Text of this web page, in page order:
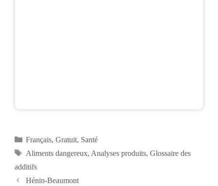
Catégories
Français, Gratuit, Santé
Étiquettes
Aliments dangereux, Analyses produits, Glossaire des
additifs
Navigation
Hénin-Beaumont